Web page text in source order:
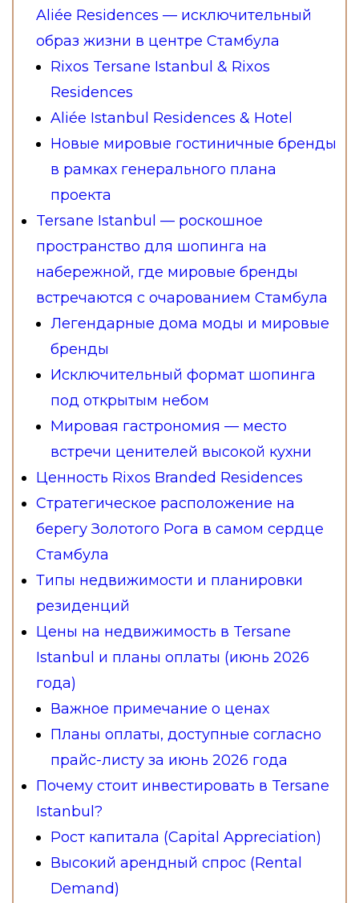
Aliée Residences — исключительный
образ жизни в центре Стамбула
Rixos Tersane Istanbul & Rixos
Residences
Aliée Istanbul Residences & Hotel
Новые мировые гостиничные бренды
в рамках генерального плана
проекта
Tersane Istanbul — роскошное
пространство для шопинга на
набережной, где мировые бренды
встречаются с очарованием Стамбула
Легендарные дома моды и мировые
бренды
Исключительный формат шопинга
под открытым небом
Мировая гастрономия — место
встречи ценителей высокой кухни
Ценность Rixos Branded Residences
Стратегическое расположение на
берегу Золотого Рога в самом сердце
Стамбула
Типы недвижимости и планировки
резиденций
Цены на недвижимость в Tersane
Istanbul и планы оплаты (июнь 2026
года)
Важное примечание о ценах
Планы оплаты, доступные согласно
прайс-листу за июнь 2026 года
Почему стоит инвестировать в Tersane
Istanbul?
Рост капитала (Capital Appreciation)
Высокий арендный спрос (Rental
Demand)